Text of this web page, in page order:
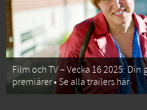
Film och TV – Vecka 16 2025:
premiärer • Se alla trailers här